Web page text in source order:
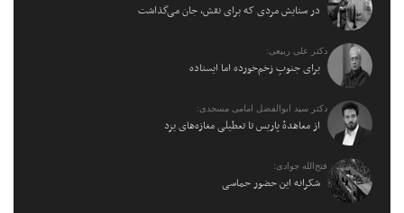
در ستایش مردی که برای نقش، جان می‌گذاشت
دکتر علی ربیعی:
برای جنوبِ زخم‌خورده اما ایستاده
دکتر سید ابوالفضل امامی مسجدی:
از معاهدهٔ پاریس تا تعطیلی مغازه‌های یزد
فتح‌الله جوادی:
شکرانه این حضور حماسی